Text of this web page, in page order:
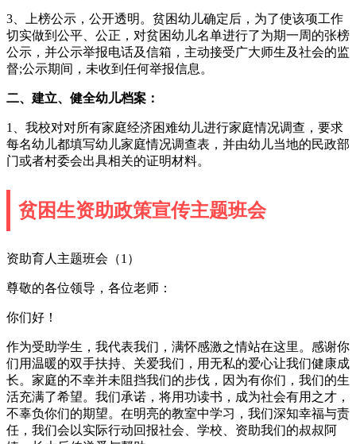
3、上榜公示，公开透明。贫困幼儿确定后，为了使该项工作
切实做到公平、公正，对贫困幼儿名单进行了为期一周的张榜
公示，并公示举报电话及信箱，主动接受广大师生及社会的监
督;公示期间，未收到任何举报信息。
二、建立、健全幼儿档案：
1、我校对对所有家庭经济困难幼儿进行家庭情况调查，要求
每名幼儿都填写幼儿家庭情况调查表，并由幼儿当地的民政部
门或者村委会出具相关的证明材料。
贫困生资助政策宣传主题班会
资助育人主题班会（1）
尊敬的各位领导，各位老师：
你们好！
作为受助学生，我代表我们，满怀感激之情站在这里。感谢你
们用温暖的双手扶持、关爱我们，用无私的爱心让我们健康成
长。家庭的不幸并未阻挡我们的步伐，因为有你们，我们的生
活充满了希望。我们承诺，将用功读书，成为社会有用之才，
不辜负你们的期望。在明亮的教室中学习，我们深知幸福与责
任，我们会以实际行动回报社会、学校、资助我们的叔叔阿